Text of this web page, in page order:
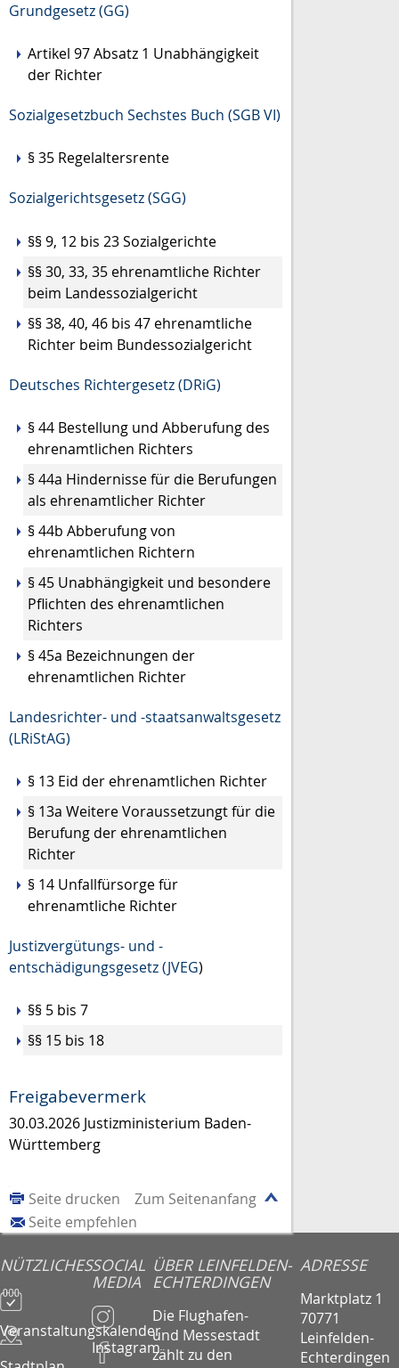
Grundgesetz (GG)
Artikel 97 Absatz 1 Unabhängigkeit
der Richter
Sozialgesetzbuch Sechstes Buch (SGB VI)
§ 35 Regelaltersrente
Sozialgerichtsgesetz (SGG)
§§ 9, 12 bis 23 Sozialgerichte
§§ 30, 33, 35 ehrenamtliche Richter
beim Landessozialgericht
§§ 38, 40, 46 bis 47 ehrenamtliche
Richter beim Bundessozialgericht
Deutsches Richtergesetz (DRiG)
§ 44 Bestellung und Abberufung des
ehrenamtlichen Richters
§ 44a Hindernisse für die Berufungen
als ehrenamtlicher Richter
§ 44b Abberufung von
ehrenamtlichen Richtern
§ 45 Unabhängigkeit und besondere
Pflichten des ehrenamtlichen
Richters
§ 45a Bezeichnungen der
ehrenamtlichen Richter
Landesrichter- und -staatsanwaltsgesetz
(LRiStAG)
§ 13 Eid der ehrenamtlichen Richter
§ 13a Weitere Voraussetzungt für die
Berufung der ehrenamtlichen
Richter
§ 14 Unfallfürsorge für
ehrenamtliche Richter
Justizvergütungs- und -
entschädigungsgesetz (JVEG)
§§ 5 bis 7
§§ 15 bis 18
Freigabevermerk
30.03.2026 Justizministerium Baden-
Württemberg
Zum Seitenanfang
Seite drucken
Seite empfehlen
NÜTZLICHES
Veranstaltungskalender
SOCIAL
MEDIA
Instagram
ÜBER LEINFELDEN-
ECHTERDINGEN
Die Flughafen-
und Messestadt
zählt zu den
ADRESSE
Marktplatz 1
70771
Leinfelden-
Echterdingen